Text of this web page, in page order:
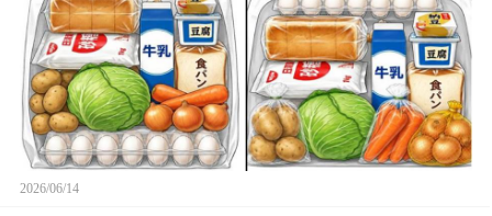
2026/06/14